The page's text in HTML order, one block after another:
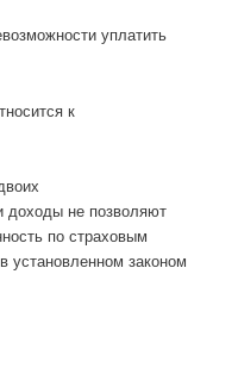
уплатить
к
доходы не позволяют
по страховым
законом